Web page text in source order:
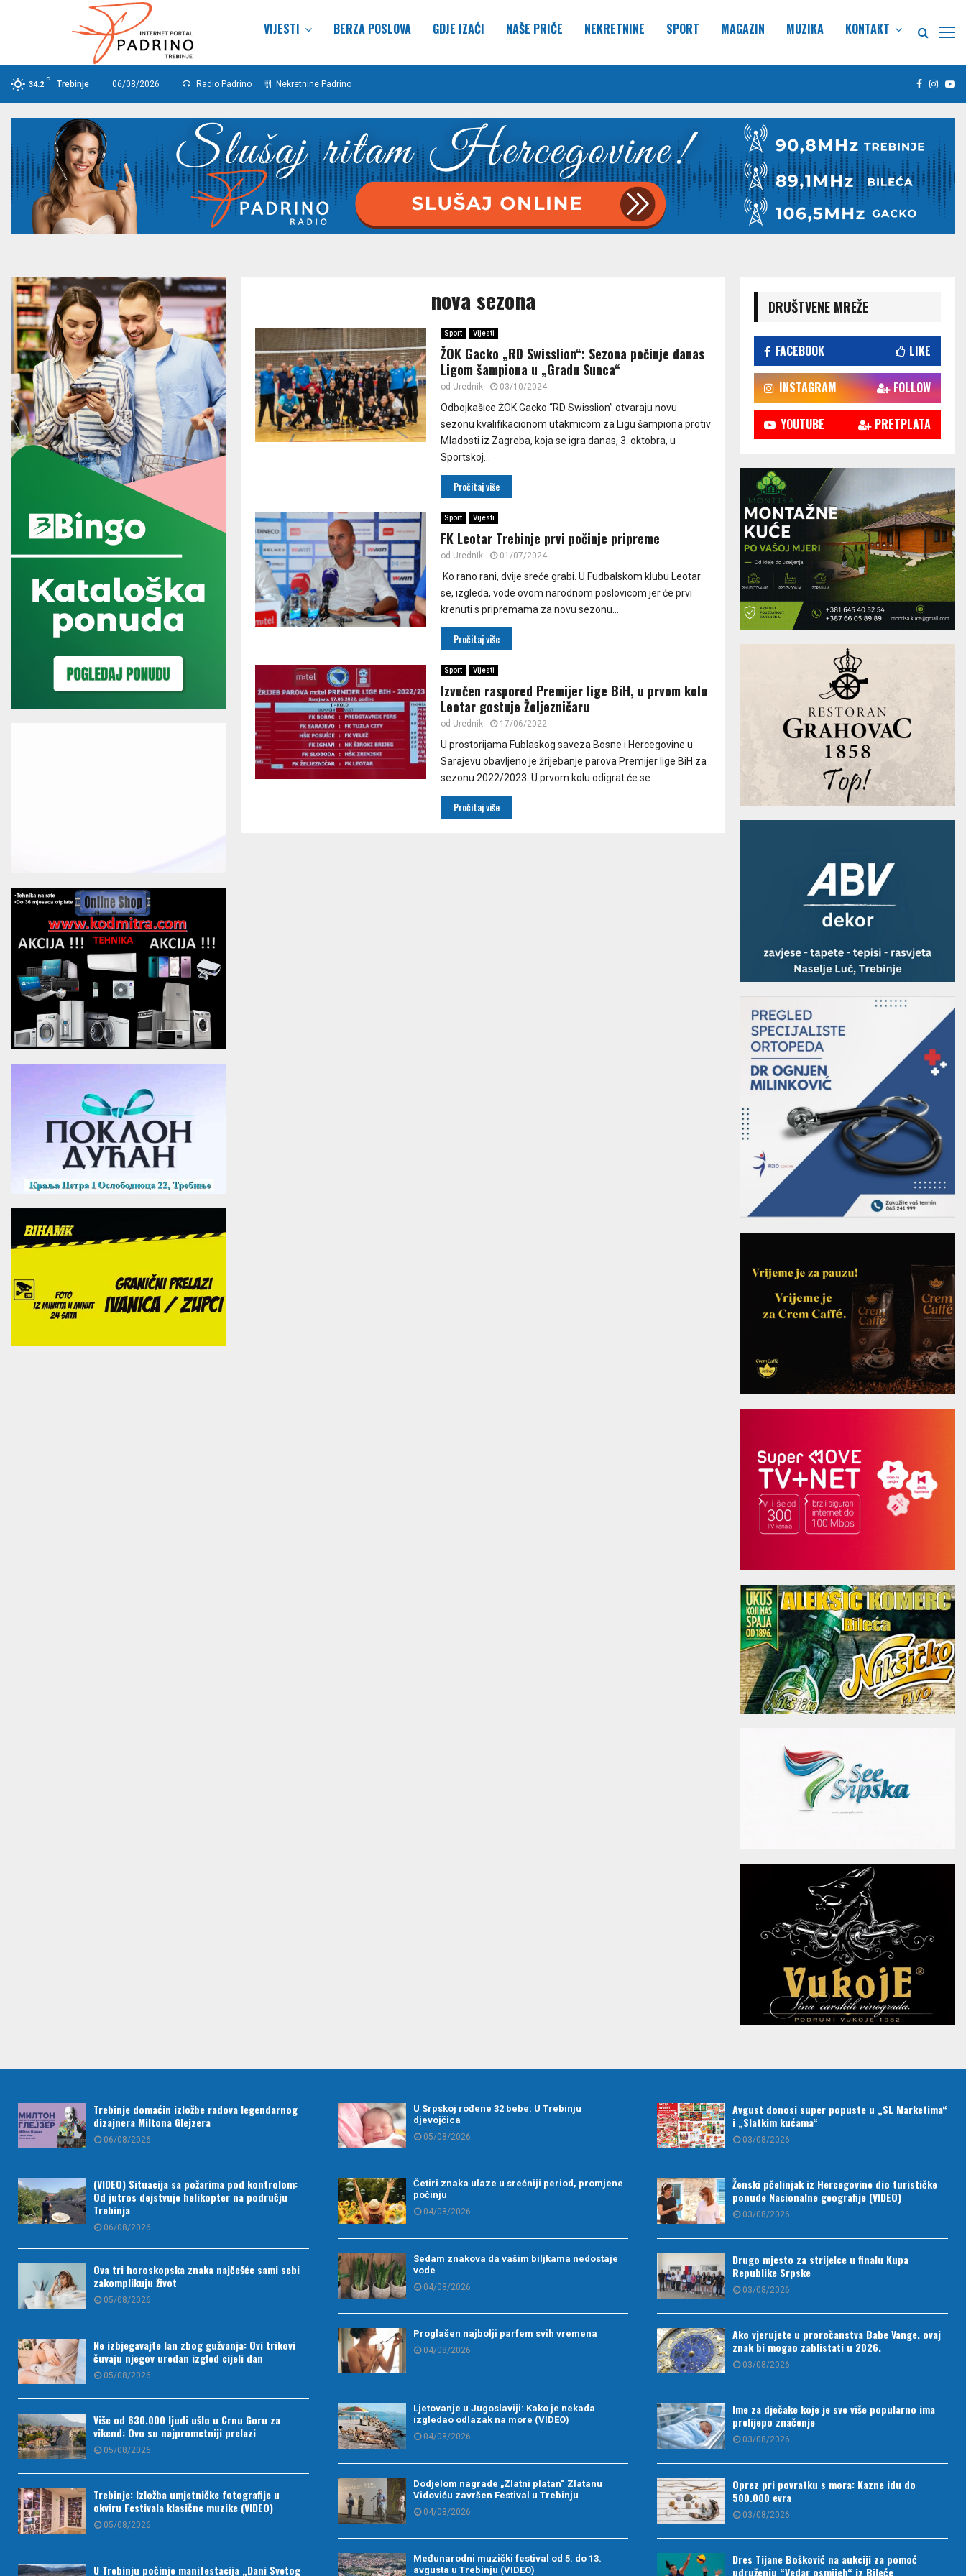
VIJESTI BERZA POSLOVA GDJE IZAĆI NAŠE PRIČE NEKRETNINE SPORT MAGAZIN MUZIKA KONTAKT
34.2
C
Trebinje 06/08/2026 Radio Padrino Nekretnine Padrino Facebook
nova sezona
Sport Vijesti
ŽOK Gacko „RD Swisslion“: Sezona počinje danas
Ligom šampiona u „Gradu Sunca“
od Urednik 03/10/2024
Odbojkašice ŽOK Gacko “RD Swisslion” otvaraju novu
sezonu kvalifikacionom utakmicom za Ligu šampiona protiv
Mladosti iz Zagreba, koja se igra danas, 3. oktobra, u
Sportskoj...
Pročitaj više
Sport Vijesti
FK Leotar Trebinje prvi počinje pripreme
od Urednik 01/07/2024
Ko rano rani, dvije sreće grabi. U Fudbalskom klubu Leotar
se, izgleda, vode ovom narodnom poslovicom jer će prvi
krenuti s pripremama za novu sezonu...
Pročitaj više
Sport Vijesti
Izvučen raspored Premijer lige BiH, u prvom kolu
Leotar gostuje Željezničaru
od Urednik 17/06/2022
U prostorijama Fublaskog saveza Bosne i Hercegovine u
Sarajevu obavljeno je žrijebanje parova Premijer lige BiH za
sezonu 2022/2023. U prvom kolu odigrat će se...
Pročitaj više
DRUŠTVENE MREŽE
FACEBOOK LIKE
INSTAGRAM FOLLOW
YOUTUBE PRETPLATA
Trebinje domaćin izložbe radova legendarnog
dizajnera Miltona Glejzera
06/08/2026
(VIDEO) Situacija sa požarima pod kontrolom:
Od jutros dejstvuje helikopter na području
Trebinja
06/08/2026
Ova tri horoskopska znaka najčešće sami sebi
zakomplikuju život
05/08/2026
Ne izbjegavajte lan zbog gužvanja: Ovi trikovi
čuvaju njegov uredan izgled cijeli dan
05/08/2026
Više od 630.000 ljudi ušlo u Crnu Goru za
vikend: Ovo su najprometniji prelazi
05/08/2026
Trebinje: Izložba umjetničke fotografije u
okviru Festivala klasične muzike (VIDEO)
05/08/2026
U Trebinju počinje manifestacija „Dani Svetog
U Srpskoj rođene 32 bebe: U Trebinju
djevojčica
05/08/2026
Četiri znaka ulaze u srećniji period, promjene
počinju
04/08/2026
Sedam znakova da vašim biljkama nedostaje
vode
04/08/2026
Proglašen najbolji parfem svih vremena
04/08/2026
Ljetovanje u Jugoslaviji: Kako je nekada
izgledao odlazak na more (VIDEO)
04/08/2026
Dodjelom nagrade „Zlatni platan“ Zlatanu
Vidoviću završen Festival u Trebinju
04/08/2026
Međunarodni muzički festival od 5. do 13.
avgusta u Trebinju (VIDEO)
Avgust donosi super popuste u „SL Marketima“
i „Slatkim kućama“
03/08/2026
Ženski pčelinjak iz Hercegovine dio turističke
ponude Nacionalne geografije (VIDEO)
03/08/2026
Drugo mjesto za strijelce u finalu Kupa
Republike Srpske
03/08/2026
Ako vjerujete u proročanstva Babe Vange, ovaj
znak bi mogao zablistati u 2026.
03/08/2026
Ime za dječake koje je sve više popularno ima
prelijepo značenje
03/08/2026
Oprez pri povratku s mora: Kazne idu do
500.000 evra
03/08/2026
Dres Tijane Bošković na aukciji za pomoć
udruženju “Vedar osmijeh“ iz Bileće